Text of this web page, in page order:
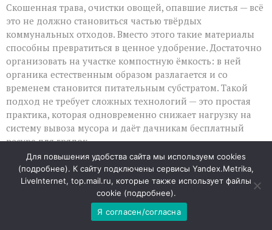
Скошенная трава, очистки овощей, опавшие листья — всё
это не должно становиться частью твёрдых
коммунальных отходов. Вместо этого такие материалы
способны превратиться в ценное удобрение. Достаточно
организовать на участке компостную ёмкость: в ней
органика естественным образом разлагается и со
временем становится питательным субстратом. Такой
подход не требует сложных технологий — это простая
практика, которая одновременно снижает нагрузку на
систему вывоза мусора и даёт дачникам бесплатный
ресурс для грядок.
Ветки — не балласт, а защита почвы
Крупные растительные остатки, вроде веток после
обрезки, тоже не стоит относить на контейнерную
площадку. Их можно превратить в мульчу — материал,
Для повышения удобства сайта мы используем cookies
(подробнее). К сайту подключены сервисы Yandex.Metrika,
LiveInternet, top.mail.ru, которые также использует файлы
cookie (подробнее).
Я согласен/согласна